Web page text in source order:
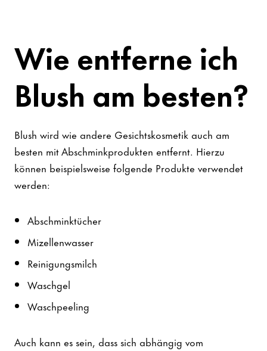
Wie entferne ich
Blush am besten?
Blush wird wie andere Gesichtskosmetik auch am
besten mit Abschminkprodukten entfernt. Hierzu
können beispielsweise folgende Produkte verwendet
werden:
Abschminktücher
Mizellenwasser
Reinigungsmilch
Waschgel
Waschpeeling
Auch kann es sein, dass sich abhängig vom